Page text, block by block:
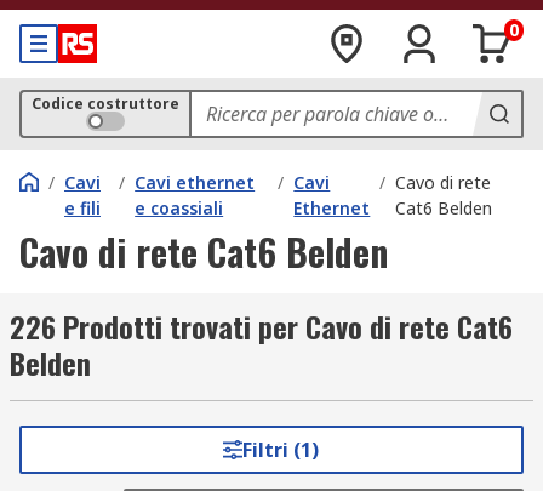
0
Codice costruttore
/ Cavi
e fili
/ Cavi ethernet
e coassiali
/ Cavi
Ethernet
/ Cavo di rete
Cat6 Belden
Cavo di rete Cat6 Belden
226 Prodotti trovati per Cavo di rete Cat6
Belden
Filtri (1)